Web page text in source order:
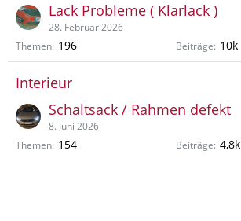
Themen 196 Beiträge 10k
Lack Probleme ( Klarlack )
28. Februar 2026
Interieur
Themen 154 Beiträge 4,8k
Schaltsack / Rahmen defekt
8. Juni 2026